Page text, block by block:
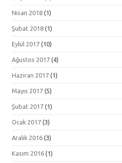
Nisan 2018 (1)
Şubat 2018 (1)
Eylül 2017 (10)
Ağustos 2017 (4)
Haziran 2017 (1)
Mayıs 2017 (5)
Şubat 2017 (1)
Ocak 2017 (3)
Aralık 2016 (3)
Kasım 2016 (1)